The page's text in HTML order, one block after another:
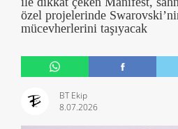
özel projelerinde
mücevherlerini taşıyacak
BT Ekip
8.07.2026